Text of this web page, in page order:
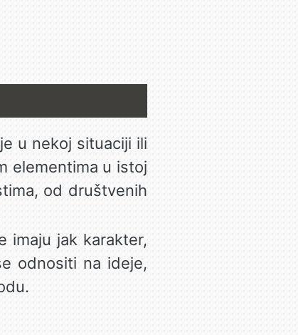
u nekoj situaciji ili
elementima u istoj
od društvenih
imaju jak karakter,
odnositi na ideje,